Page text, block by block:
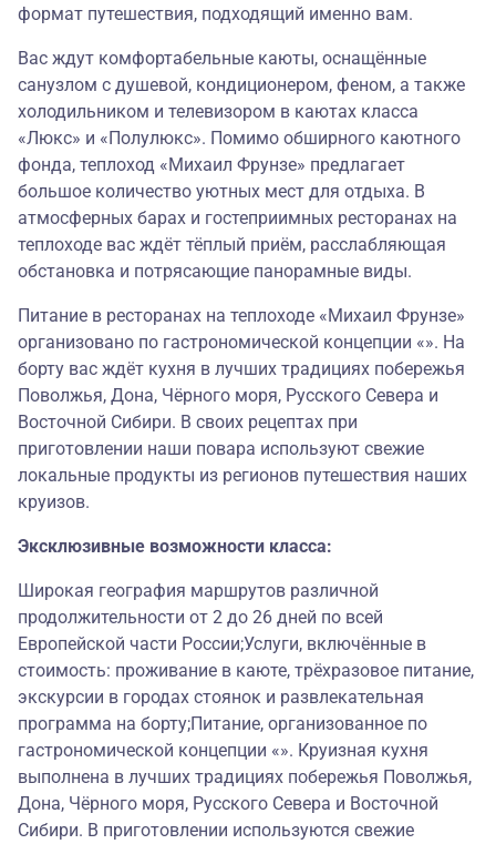
формат путешествия, подходящий именно вам.
Вас ждут комфортабельные каюты, оснащённые
санузлом с душевой, кондиционером, феном, а также
холодильником и телевизором в каютах класса
«Люкс» и «Полулюкс». Помимо обширного каютного
фонда, теплоход «Михаил Фрунзе» предлагает
большое количество уютных мест для отдыха. В
атмосферных барах и гостеприимных ресторанах на
теплоходе вас ждёт тёплый приём, расслабляющая
обстановка и потрясающие панорамные виды.
Питание в ресторанах на теплоходе «Михаил Фрунзе»
организовано по гастрономической концепции «». На
борту вас ждёт кухня в лучших традициях побережья
Поволжья, Дона, Чёрного моря, Русского Севера и
Восточной Сибири. В своих рецептах при
приготовлении наши повара используют свежие
локальные продукты из регионов путешествия наших
круизов.
Эксклюзивные возможности класса:
Широкая география маршрутов различной
продолжительности от 2 до 26 дней по всей
Европейской части России;Услуги, включённые в
стоимость: проживание в каюте, трёхразовое питание,
экскурсии в городах стоянок и развлекательная
программа на борту;Питание, организованное по
гастрономической концепции «». Круизная кухня
выполнена в лучших традициях побережья Поволжья,
Дона, Чёрного моря, Русского Севера и Восточной
Сибири. В приготовлении используются свежие